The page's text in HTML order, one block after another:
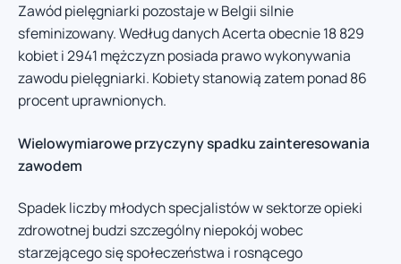
Zawód pielęgniarki pozostaje w Belgii silnie
sfeminizowany. Według danych Acerta obecnie 18 829
kobiet i 2941 mężczyzn posiada prawo wykonywania
zawodu pielęgniarki. Kobiety stanowią zatem ponad 86
procent uprawnionych.
Wielowymiarowe przyczyny spadku zainteresowania
zawodem
Spadek liczby młodych specjalistów w sektorze opieki
zdrowotnej budzi szczególny niepokój wobec
starzejącego się społeczeństwa i rosnącego